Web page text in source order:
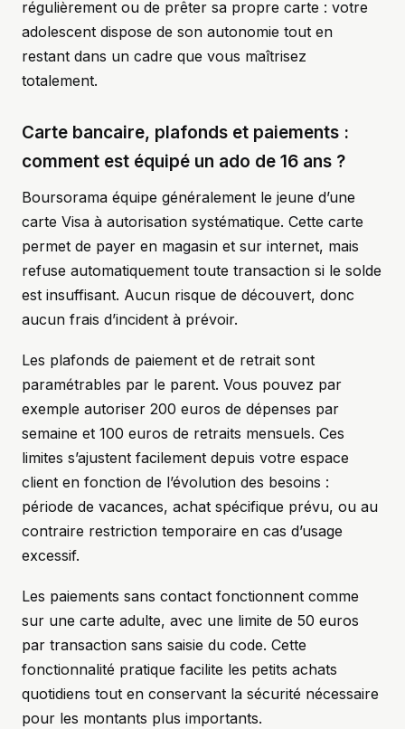
régulièrement ou de prêter sa propre carte : votre
adolescent dispose de son autonomie tout en
restant dans un cadre que vous maîtrisez
totalement.
Carte bancaire, plafonds et paiements :
comment est équipé un ado de 16 ans ?
Boursorama équipe généralement le jeune d’une
carte Visa à autorisation systématique. Cette carte
permet de payer en magasin et sur internet, mais
refuse automatiquement toute transaction si le solde
est insuffisant. Aucun risque de découvert, donc
aucun frais d’incident à prévoir.
Les plafonds de paiement et de retrait sont
paramétrables par le parent. Vous pouvez par
exemple autoriser 200 euros de dépenses par
semaine et 100 euros de retraits mensuels. Ces
limites s’ajustent facilement depuis votre espace
client en fonction de l’évolution des besoins :
période de vacances, achat spécifique prévu, ou au
contraire restriction temporaire en cas d’usage
excessif.
Les paiements sans contact fonctionnent comme
sur une carte adulte, avec une limite de 50 euros
par transaction sans saisie du code. Cette
fonctionnalité pratique facilite les petits achats
quotidiens tout en conservant la sécurité nécessaire
pour les montants plus importants.